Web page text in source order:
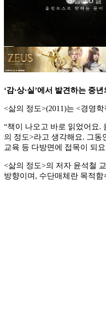
‘감·상·실’에서 발견하는 중년
<삶의 정도>(2011)는 <경영
“책이 나오고 바로 읽었어요.
의 정도>라고 생각해요. 그
교육 등 다방면에 접목이 되
<삶의 정도>의 저자 윤석철
방향이며, 수단매체란 목적